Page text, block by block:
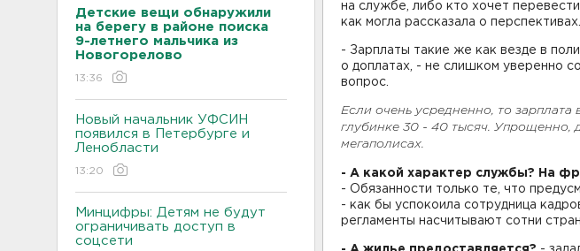
Детские вещи обнаружили
на берегу в районе поиска
9-летнего мальчика из
Новогорелово
13:36
Новый начальник УФСИН
появился в Петербурге и
Ленобласти
13:20
Минцифры: Детям не будут
ограничивать доступ в
соцсети
на службе, либо кто хочет
как могла рассказала о перспективах.
- Зарплаты такие же как везде в
о доплатах, - не слишком уверенно
вопрос.
Если очень усредненно, то
глубинке 30 - 40 тысяч. Упрощенно,
мегаполисах.
- А какой характер службы? На
- Обязанности только те, что
- как бы успокоила сотрудница
регламенты насчитывают сотни